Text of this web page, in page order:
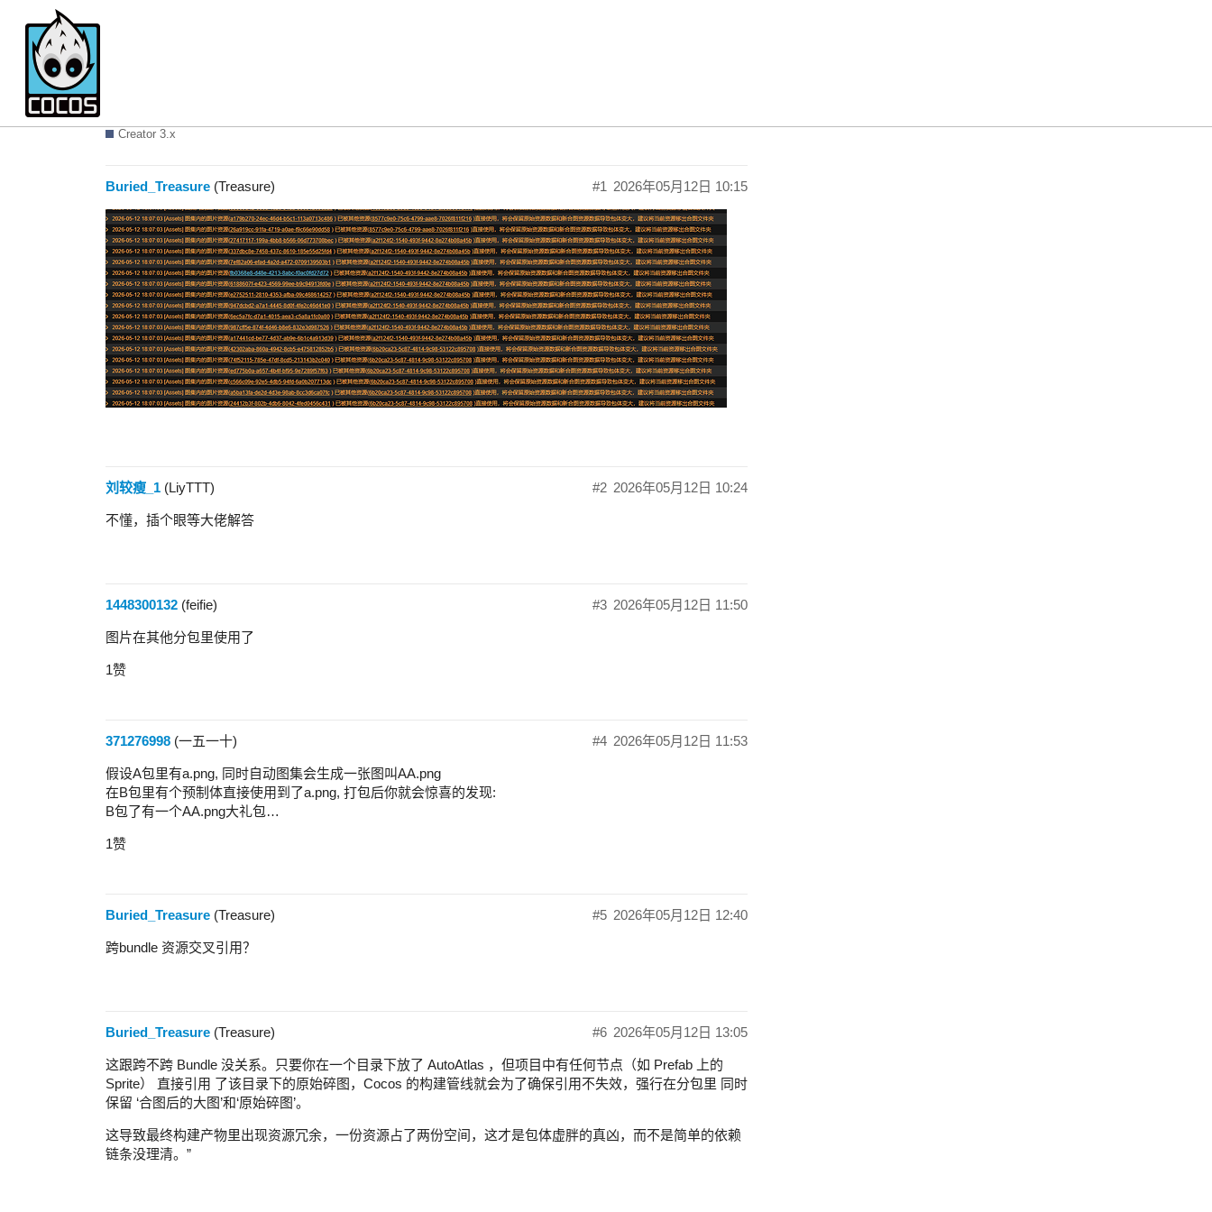
Creator 3.x
Buried_Treasure (Treasure) 2026年05月12日 10:15
#1
刘较瘦_1 (LiyTTT) 2026年05月12日 10:24
#2
不懂，插个眼等大佬解答
1448300132 (feifie) 2026年05月12日 11:50
#3
图片在其他分包里使用了
1赞
371276998 (一五一十) 2026年05月12日 11:53
#4
假设A包里有a.png, 同时自动图集会生成一张图叫AA.png
在B包里有个预制体直接使用到了a.png, 打包后你就会惊喜的发现:
B包了有一个AA.png大礼包…
1赞
Buried_Treasure (Treasure) 2026年05月12日 12:40
#5
跨bundle 资源交叉引用？
Buried_Treasure (Treasure) 2026年05月12日 13:05
#6
这跟跨不跨 Bundle 没关系。只要你在一个目录下放了 AutoAtlas ，但项目中有任何节点（如 Prefab 上的
Sprite） 直接引用 了该目录下的原始碎图，Cocos 的构建管线就会为了确保引用不失效，强行在分包里 同时
保留 ‘合图后的大图’和‘原始碎图’。
这导致最终构建产物里出现资源冗余，一份资源占了两份空间，这才是包体虚胖的真凶，而不是简单的依赖
链条没理清。”